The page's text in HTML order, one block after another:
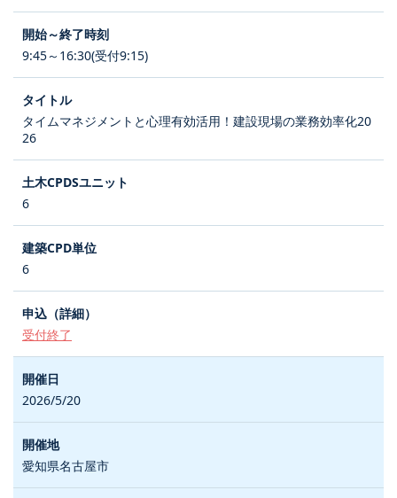
9:45～16:30(受付9:15)
タイムマネジメントと心理有効活用！建設現場の業務効率化20
26
6
6
受付終了
2026/5/20
愛知県名古屋市